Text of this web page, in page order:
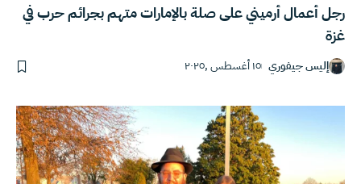
رجل أعمال أرميني على صلة بالإمارات متهم بجرائم حرب في
غزة
إليس جيفوري ١٥ أغسطس ,٢٠٢٥